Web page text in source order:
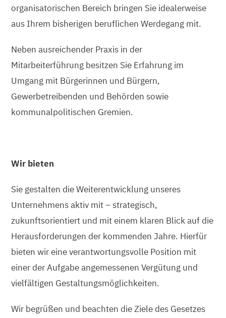
organisatorischen Bereich bringen Sie idealerweise
aus Ihrem bisherigen beruflichen Werdegang mit.
Neben ausreichender Praxis in der
Mitarbeiterführung besitzen Sie Erfahrung im
Umgang mit Bürgerinnen und Bürgern,
Gewerbetreibenden und Behörden sowie
kommunalpolitischen Gremien.
Wir bieten
Sie gestalten die Weiterentwicklung unseres
Unternehmens aktiv mit – strategisch,
zukunftsorientiert und mit einem klaren Blick auf die
Herausforderungen der kommenden Jahre. Hierfür
bieten wir eine verantwortungsvolle Position mit
einer der Aufgabe angemessenen Vergütung und
vielfältigen Gestaltungsmöglichkeiten.
Wir begrüßen und beachten die Ziele des Gesetzes